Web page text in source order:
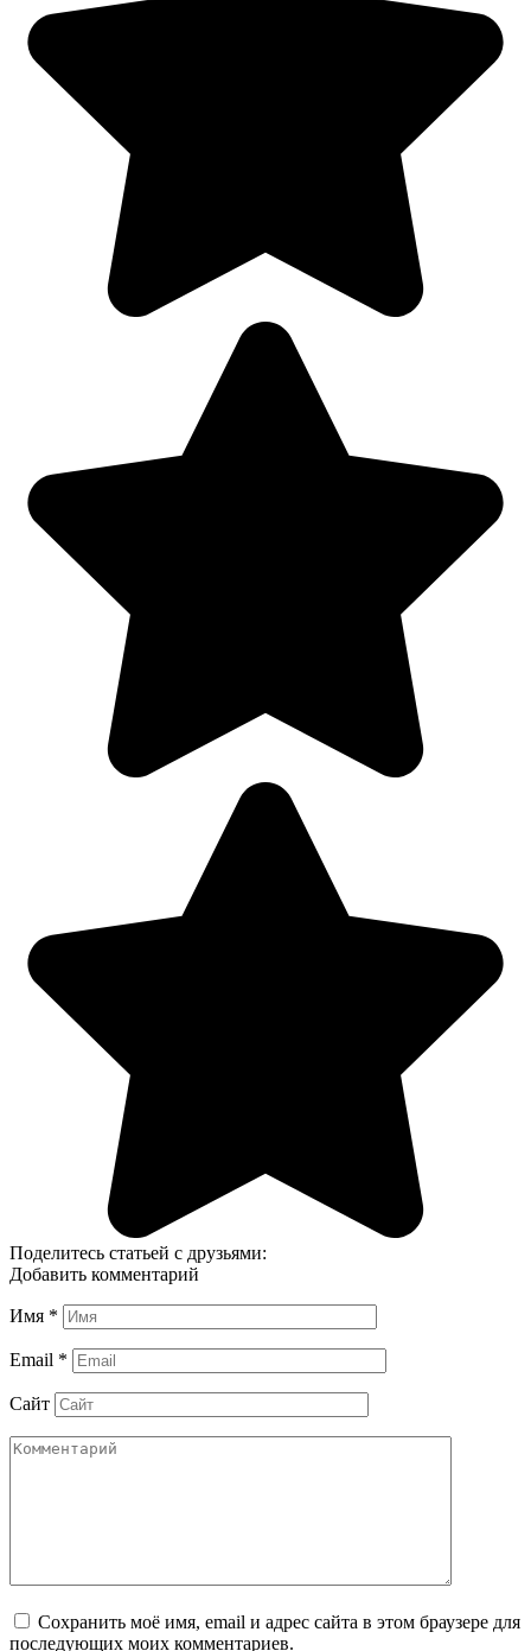
Поделитесь статьей с друзьями:
Добавить комментарий
Имя *
Email *
Сайт
Сохранить моё имя, email и адрес сайта в этом браузере для
последующих моих комментариев.